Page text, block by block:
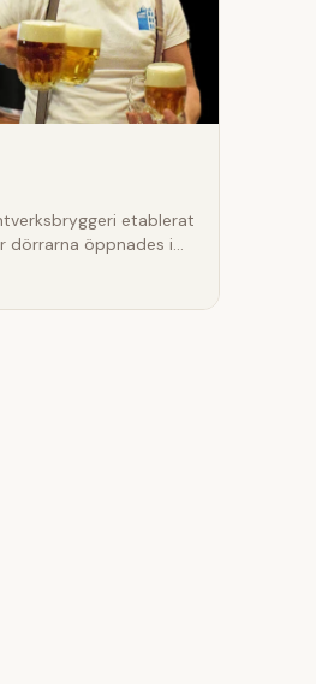
dryckeskartan.
etablerat
dörrarna öppnades i
bryggeriet utvecklats
bygger på kvalitet,